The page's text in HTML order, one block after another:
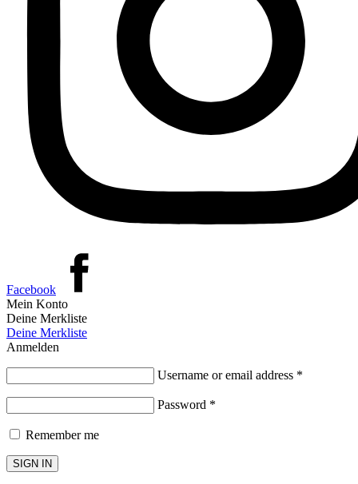
Facebook
Mein Konto
Deine Merkliste
Deine Merkliste
Anmelden
Username or email address *
Password *
Remember me
SIGN IN